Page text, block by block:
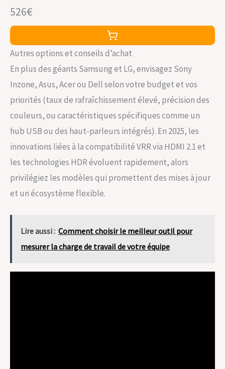
Mode, Flicker Free, HDMI (1,4), LS32DG702EUXEN
526€
Autres options et conseils d’achat
En plus des géants Samsung et LG, envisagez Sony
Inzone, Asus, Acer ou Dell selon votre budget et vos
priorités (taux de rafraîchissement élevé, précision des
couleurs, ou caractéristiques spécifiques comme un
hub USB ou des haut-parleurs intégrés). En 2025, les
innovations liées à la compatibilité VRR via HDMI 2.1 et
les technologies HDR évoluent rapidement, alors
privilégiez les modèles qui promettent des mises à jour
et un écosystème flexible.
Lire aussi : Comment choisir le meilleur outil pour
mesurer la charge de travail de votre équipe